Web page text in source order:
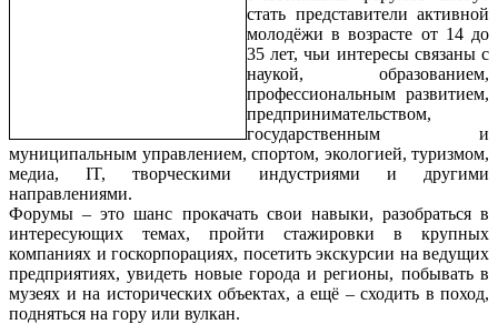
стать представители активной
молодёжи в возрасте от 14 до
35 лет, чьи интересы связаны с
наукой, образованием,
профессиональным развитием,
предпринимательством,
государственным и
муниципальным управлением, спортом, экологией, туризмом,
медиа, IT, творческими индустриями и другими
направлениями.
Форумы – это шанс прокачать свои навыки, разобраться в
интересующих темах, пройти стажировки в крупных
компаниях и госкорпорациях, посетить экскурсии на ведущих
предприятиях, увидеть новые города и регионы, побывать в
музеях и на исторических объектах, а ещё – сходить в поход,
подняться на гору или вулкан.